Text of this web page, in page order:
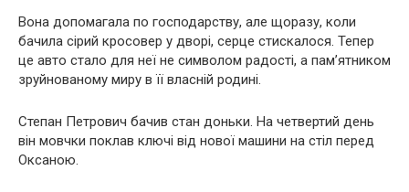
Вона допомагала по господарству, але щоразу, коли
бачила сірий кросовер у дворі, серце стискалося. Тепер
це авто стало для неї не символом радості, а пам’ятником
зруйнованому миру в її власній родині.
Степан Петрович бачив стан доньки. На четвертий день
він мовчки поклав ключі від нової машини на стіл перед
Оксаною.